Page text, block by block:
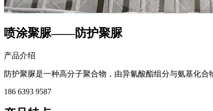
喷涂聚脲——防护聚脲
产品介绍
防护聚脲是一种高分子聚合物，由异氰酸酯组分与氨基化
186 6393 9587